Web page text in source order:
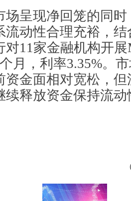
呈现净回笼的同时
流动性合理充裕，
对11家金融机构开
月，利率3.35%。
资金面相对宽松，
续释放资金保持流